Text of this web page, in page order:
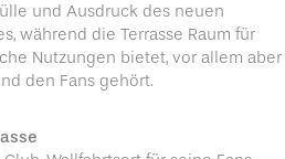
und Ausdruck des neuen
während die Terrasse Raum für
Nutzungen bietet, vor allem aber
den Fans gehört.